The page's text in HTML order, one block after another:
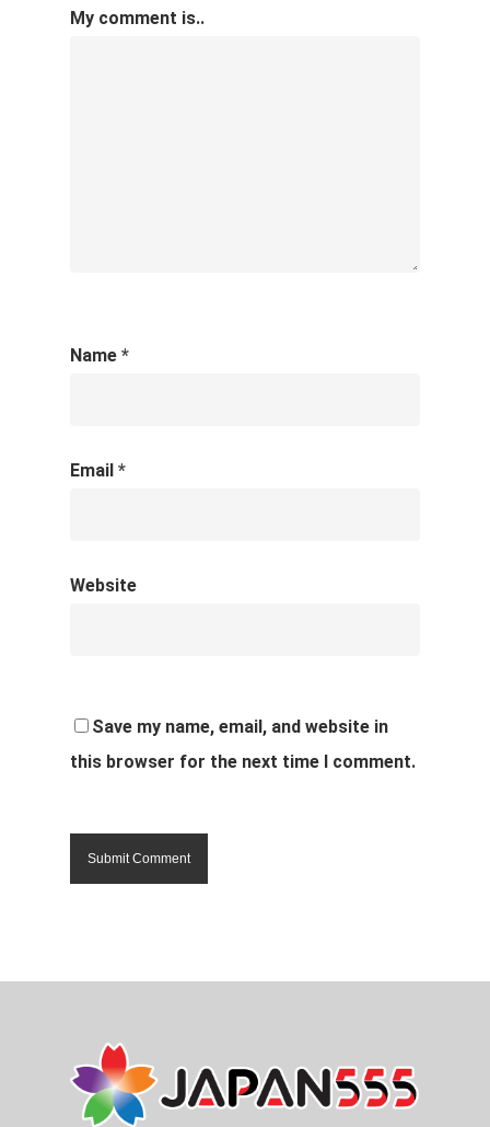
My comment is..
Name *
Email *
Website
Save my name, email, and website in
this browser for the next time I comment.